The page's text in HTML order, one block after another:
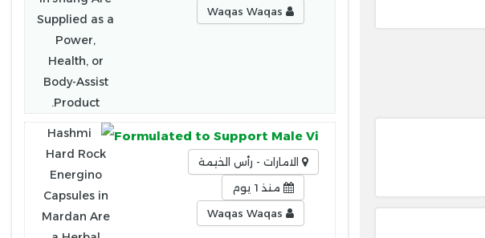
Supplement Formulated to Support Male Vi
الامارات - رأس الخيمة
منذ 1 يوم